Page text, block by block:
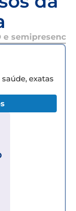
e semipresencial
exatas